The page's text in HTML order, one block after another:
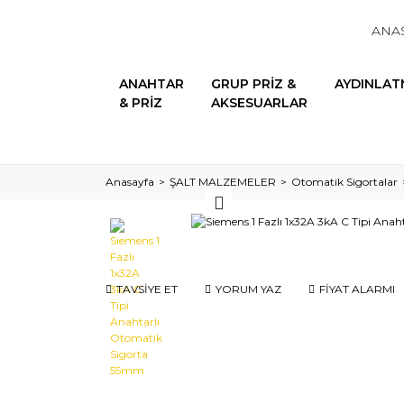
ANAHTAR
& PRİZ
GRUP PRİZ &
AKSESUARLAR
Anasayfa ŞALT MALZEMELER Otomatik Sigortalar
TAVSİYE ET YORUM YAZ FİYAT ALARMI